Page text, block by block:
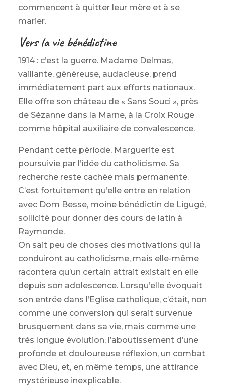
commencent à quitter leur mère et à se
marier.
Vers la vie bénédictine
1914 : c’est la guerre. Madame Delmas,
vaillante, généreuse, audacieuse, prend
immédiatement part aux efforts nationaux.
Elle offre son château de « Sans Souci », près
de Sézanne dans la Marne, à la Croix Rouge
comme hôpital auxiliaire de convalescence.
Pendant cette période, Marguerite est
poursuivie par l’idée du catholicisme. Sa
recherche reste cachée mais permanente.
C’est fortuitement qu’elle entre en relation
avec Dom Besse, moine bénédictin de Ligugé,
sollicité pour donner des cours de latin à
Raymonde.
On sait peu de choses des motivations qui la
conduiront au catholicisme, mais elle-même
racontera qu’un certain attrait existait en elle
depuis son adolescence. Lorsqu’elle évoquait
son entrée dans l’Eglise catholique, c’était, non
comme une conversion qui serait survenue
brusquement dans sa vie, mais comme une
très longue évolution, l’aboutissement d’une
profonde et douloureuse réflexion, un combat
avec Dieu, et, en même temps, une attirance
mystérieuse inexplicable.